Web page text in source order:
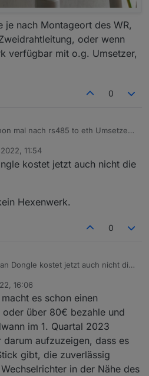
je nach Montageort des WR,
oder wenn
verfügbar mit o.g. Umsetzer,
0
mal nach rs485 to eth Umsetzern
Modbus-Anschluss auf dem
je nach Montageort des WR,
Zweidrahtleitung, oder wenn
verfügbar mit o.g. Umsetzer,
11:54
kostet jetzt auch nicht die
Hexenwerk.
0
Dongle kostet jetzt auch nicht die
kein Hexenwerk.
16:06
es schon einen
über 80€ bezahle und
im 1. Quartal 2023
aufzuzeigen, dass es
gibt, die zuverlässig
in der Nähe des